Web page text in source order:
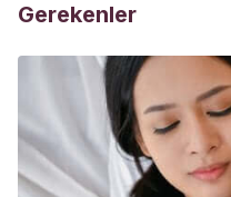
Gerekenler